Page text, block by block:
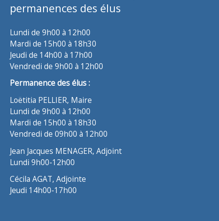
permanences des élus
Lundi de 9h00 à 12h00
Mardi de 15h00 à 18h30
Jeudi de 14h00 à 17h00
Vendredi de 9h00 à 12h00
Permanence des élus :
Loëtitia PELLIER, Maire
Lundi de 9h00 à 12h00
Mardi de 15h00 à 18h30
Vendredi de 09h00 à 12h00
Jean Jacques MENAGER, Adjoint
Lundi 9h00-12h00
Cécila AGAT, Adjointe
Jeudi 14h00-17h00